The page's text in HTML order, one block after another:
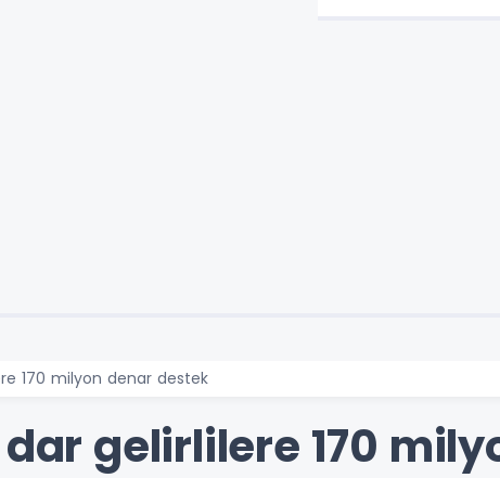
170 milyon denar destek
gelirlilere 170